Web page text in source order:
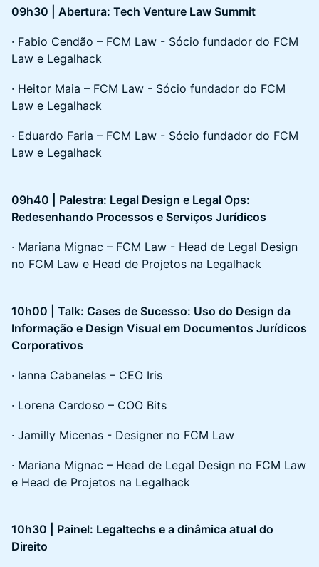
09h30 | Abertura: Tech Venture Law Summit
· Fabio Cendão – FCM Law - Sócio fundador do FCM
Law e Legalhack
· Heitor Maia – FCM Law - Sócio fundador do FCM
Law e Legalhack
· Eduardo Faria – FCM Law - Sócio fundador do FCM
Law e Legalhack
09h40 | Palestra: Legal Design e Legal Ops:
Redesenhando Processos e Serviços Jurídicos
· Mariana Mignac – FCM Law - Head de Legal Design
no FCM Law e Head de Projetos na Legalhack
10h00 | Talk: Cases de Sucesso: Uso do Design da
Informação e Design Visual em Documentos Jurídicos
Corporativos
· Ianna Cabanelas – CEO Iris
· Lorena Cardoso – COO Bits
· Jamilly Micenas - Designer no FCM Law
· Mariana Mignac – Head de Legal Design no FCM Law
e Head de Projetos na Legalhack
10h30 | Painel: Legaltechs e a dinâmica atual do
Direito